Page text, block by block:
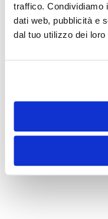
traffico. Condividiamo
dati web, pubblicità e
dal tuo utilizzo dei